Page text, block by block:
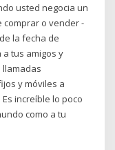
usted negocia un
comprar o vender -
la fecha de
tus amigos y
llamadas
y móviles a
increíble lo poco
como a tu